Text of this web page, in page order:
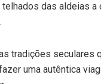
das aldeias a
tradições seculares
uma autêntica